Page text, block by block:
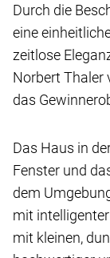
Durch die
eine
zeitlose
Norbert Thaler
das
Das Haus in
Fenster und
dem
mit
mit kleinen,